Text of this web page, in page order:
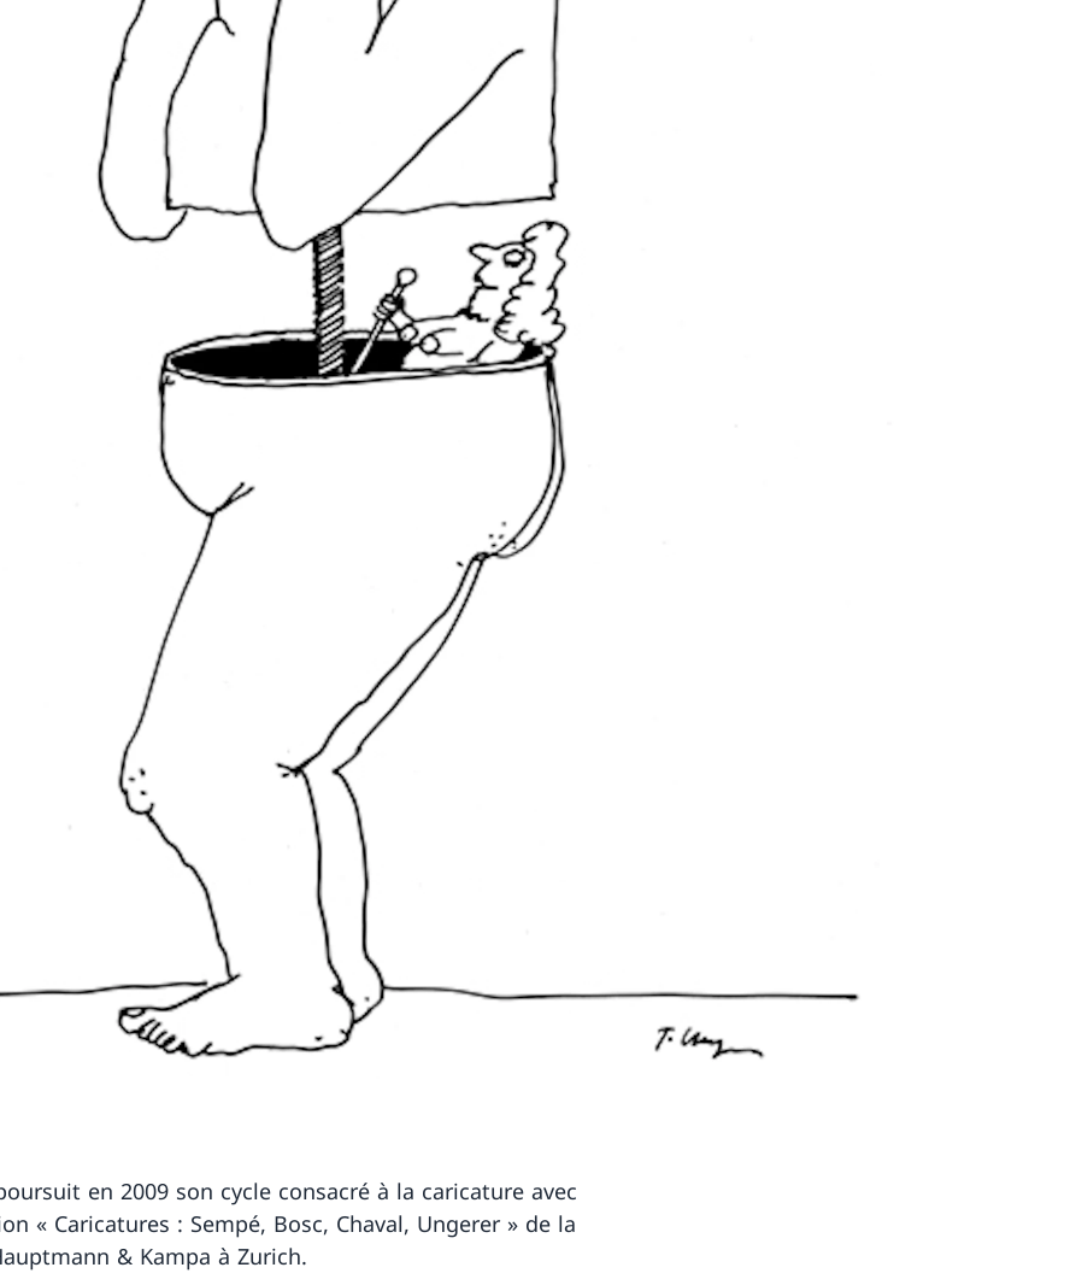
en 2009 son cycle consacré à la caricature avec
« Caricatures : Sempé, Bosc, Chaval, Ungerer » de la
& Kampa à Zurich.